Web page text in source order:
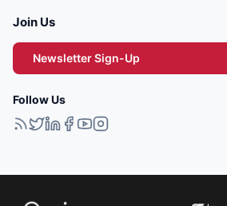
Join Us
Newsletter Sign-Up
Follow Us